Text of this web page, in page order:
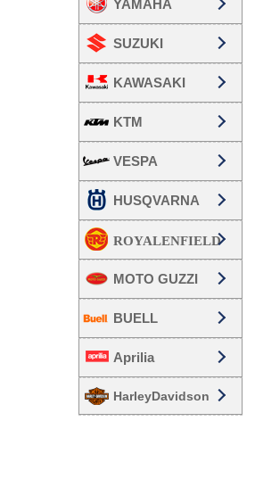
YAMAHA
SUZUKI
KAWASAKI
KTM
VESPA
HUSQVARNA
MOTO GUZZI
BUELL
Aprilia
HarleyDavidson